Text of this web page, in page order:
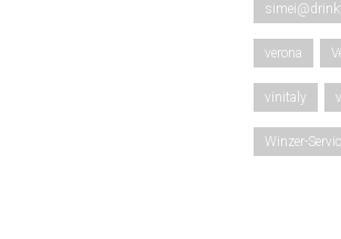
verona
vinitaly
Winzer-